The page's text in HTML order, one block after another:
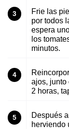
3
Frie las
por todos
espera
los
minutos.
4
ajos, junto
2 horas,
5
Después
herviendo